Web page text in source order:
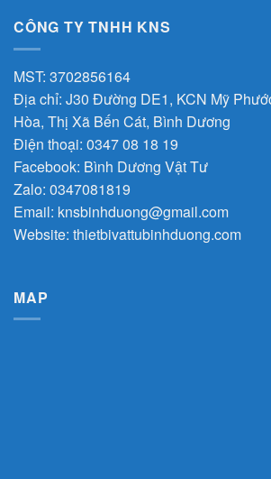
CÔNG TY TNHH KNS
MST: 3702856164
Địa chỉ: J30 Đường DE1, KCN Mỹ
Hòa, Thị Xã Bến Cát, Bình Dương
Điện thoại: 0347 08 18 19
Facebook: Bình Dương Vật Tư
Zalo: 0347081819
Email: knsbinhduong@gmail.com
Website: thietbivattubinhduong.com
MAP